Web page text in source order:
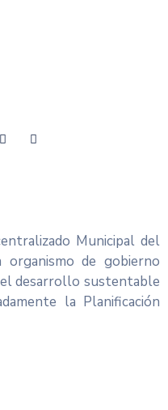
Municipal del
de gobierno
desarrollo sustentable
la Planificación